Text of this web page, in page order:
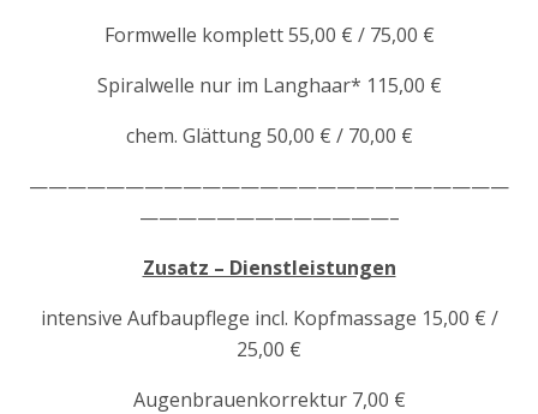
Formwelle komplett 55,00 € / 75,00 €
Spiralwelle nur im Langhaar* 115,00 €
chem. Glättung 50,00 € / 70,00 €
—————————————————————————
—————————————–
Zusatz – Dienstleistungen
intensive Aufbaupflege incl. Kopfmassage 15,00 € /
25,00 €
Augenbrauenkorrektur 7,00 €